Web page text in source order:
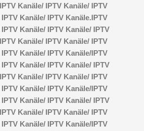
IPTV Kanäle/ IPTV Kanäle/
IPTV
IPTV Kanäle/ IPTV Kanäle. IPTV
IPTV Kanäle/ IPTV Kanäle/
IPTV
IPTV Kanäle/ IPTV Kanäle/
IPTV
IPTV Kanäle/ IPTV Kanäle/ IPTV
IPTV Kanäle/ IPTV Kanäle/
IPTV
IPTV Kanäle/ IPTV Kanäle/
IPTV
IPTV Kanäle/ IPTV Kanäle/ IPTV
IPTV Kanäle/ IPTV Kanäle/
IPTV
IPTV Kanäle/ IPTV Kanäle/
IPTV
IPTV Kanäle/ IPTV Kanäle/ IPTV